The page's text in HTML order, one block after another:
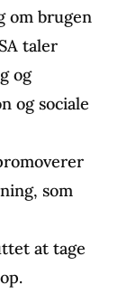
om brugen
taler
og
og sociale
som
at tage